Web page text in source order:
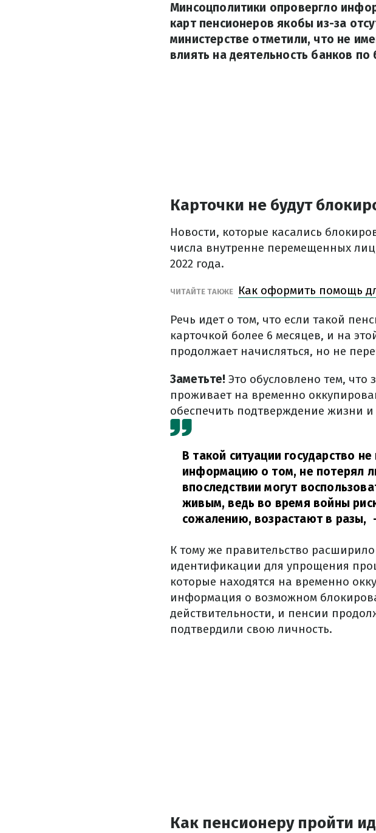
Минсоцполитики опровергло
карт пенсионеров якобы из-за
министерстве отметили, что не
влиять на деятельность банков
Карточки не будут
Новости, которые касались
числа внутренне перемещенных
2022 года.
ЧИТАЙТЕ ТАКЖЕ Как оформить помощь
Речь идет о том, что если такой
карточкой более 6 месяцев, и на
продолжает начисляться, но не
Заметьте! Это обусловлено тем,
проживает на временно
обеспечить подтверждение жизни
В такой ситуации государство
информацию о том, не потерял
впоследствии могут
живым, ведь во время войны
сожалению, возрастают в разы,
К тому же правительство
идентификации для упрощения
которые находятся на временно
информация о возможном
действительности, и пенсии
подтвердили свою личность.
Как пенсионеру пройти